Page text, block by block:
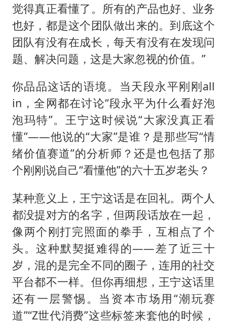
觉得真正看懂了。所有的产品也好、业务
也好，都是这个团队做出来的。到底这个
团队有没有在成长，每天有没有在发现问
题、解决问题，这是大家忽视的价值。”
你品品这话的语境。当天段永平刚刚all
in，全网都在讨论“段永平为什么看好泡
泡玛特”。王宁这时候说“大家没真正看
懂”——他说的“大家”是谁？是那些写“情
绪价值赛道”的分析师？还是也包括了那
个刚刚说自己“看懂他”的六十五岁老头？
某种意义上，王宁这话是在回礼。两个人
都没提对方的名字，但两段话放在一起，
像两个刚打完照面的拳手，互相点了个
头。这种默契挺难得的——差了近三十
岁，混的是完全不同的圈子，连用的社交
平台都不一样。但你再细想，王宁这话里
还有一层警惕。当资本市场用“潮玩赛
道”“Z世代消费”这些标签来套他的时候，